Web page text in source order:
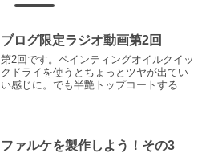
ブログ限定ラジオ動画第2回
第2回です。ペインティングオイルクイッ
クドライを使うとちょっとツヤが出てい
い感じに。でも半艶トップコートするか
ファルケを製作しよう！その3